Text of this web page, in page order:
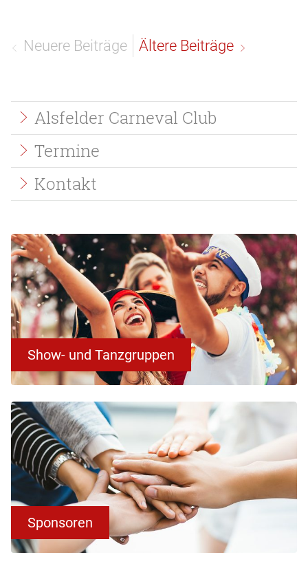
Neuere Beiträge Ältere Beiträge
Quicklinks
Alsfelder Carneval Club
Termine
Kontakt
Show- und Tanzgruppen
Sponsoren